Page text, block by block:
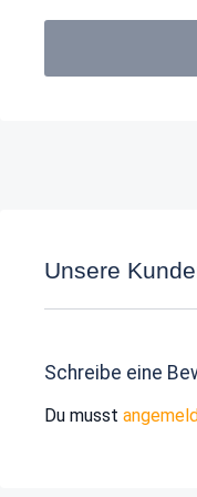
Unsere
Schreibe eine
Du musst